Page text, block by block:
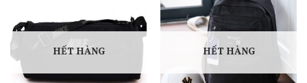
HẾT HÀNG HẾT HÀNG